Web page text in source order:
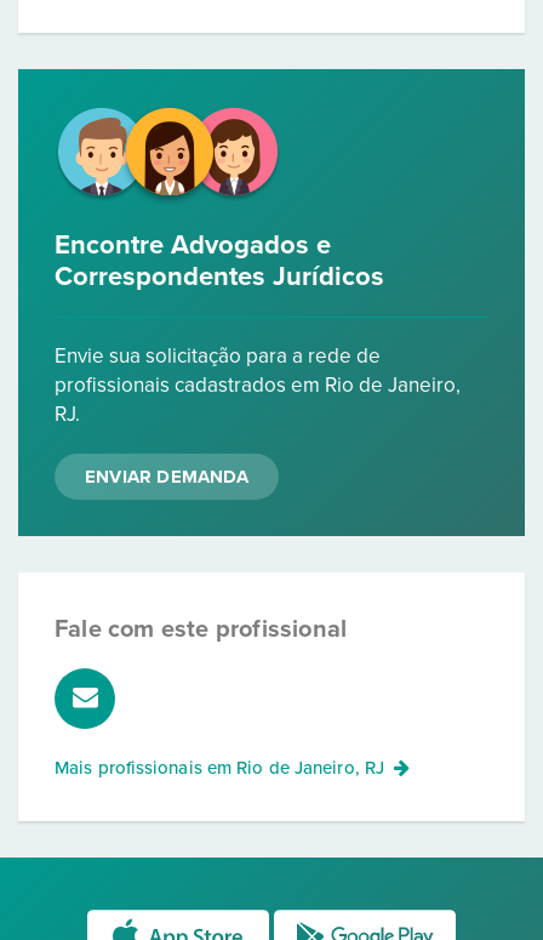
Encontre Advogados e
Correspondentes Jurídicos
Envie sua solicitação para a rede de
profissionais cadastrados em Rio de Janeiro,
RJ.
ENVIAR DEMANDA
Fale com este profissional
Mais profissionais em Rio de Janeiro, RJ